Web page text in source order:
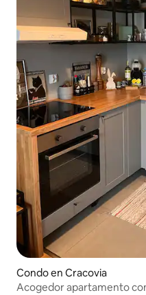
Condo en Cracovia
Acogedor apartamento